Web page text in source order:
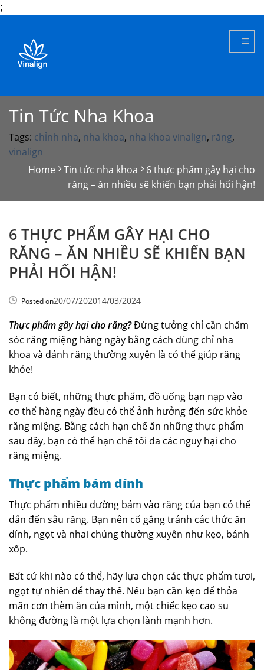
;
content
Tin Tức Nha Khoa
Tags: chỉnh nha, nha khoa, nha khoa vinalign, răng,
vinalign
Home
Tin tức nha khoa
6 thực phẩm gây hại cho
răng – ăn nhiều sẽ khiến bạn phải hối hận!
6 THỰC PHẨM GÂY HẠI CHO
RĂNG – ĂN NHIỀU SẼ KHIẾN BẠN
PHẢI HỐI HẬN!
Posted on20/07/202014/03/2024
Thực phẩm gây hại cho răng?Đừng tưởng chỉ cần chăm
sóc răng miệng hàng ngày bằng cách dùng chỉ nha
khoa và đánh răng thường xuyên là có thể giúp răng
khỏe!
Bạn có biết, những thực phẩm, đồ uống bạn nạp vào
cơ thể hàng ngày đều có thể ảnh hưởng đến sức khỏe
răng miệng. Bằng cách hạn chế ăn những thực phẩm
sau đây, bạn có thể hạn chế tối đa các nguy hại cho
răng miệng.
Thực phẩm bám dính
Thực phẩm nhiều đường bám vào răng của bạn có thể
dẫn đến sâu răng. Bạn nên cố gắng tránh các thức ăn
dính, ngọt và nhai chúng thường xuyên như kẹo, bánh
xốp.
Bất cứ khi nào có thể, hãy lựa chọn các thực phẩm tươi,
ngọt tự nhiên để thay thế. Nếu bạn cần kẹo để thỏa
mãn cơn thèm ăn của mình, một chiếc kẹo cao su
không đường là một lựa chọn lành mạnh hơn.